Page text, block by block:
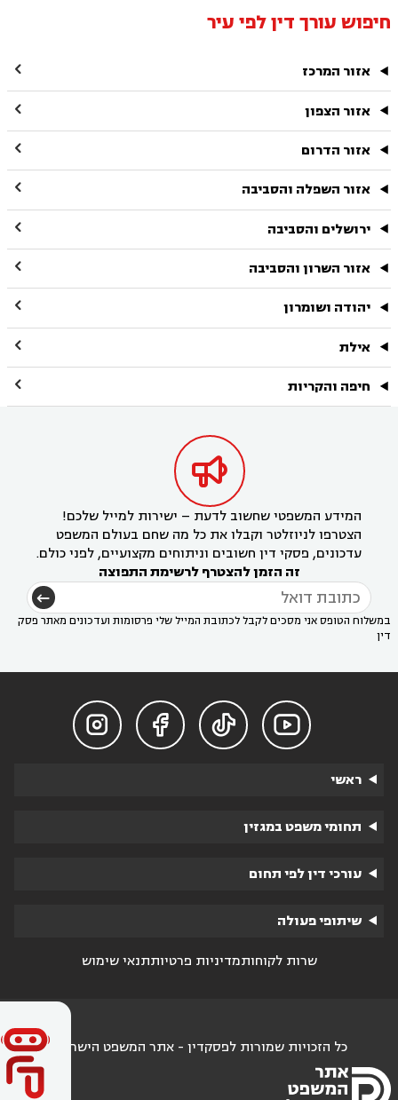
חיפוש עורך דין לפי עיר
אזור המרכז 
אזור הצפון 
אזור הדרום 
אזור השפלה והסביבה 
ירושלים והסביבה 
אזור השרון והסביבה 
יהודה ושומרון 
אילת 
חיפה והקריות 

המידע המשפטי שחשוב לדעת – ישירות למייל שלכם!
הצטרפו לניוזלטר וקבלו את כל מה שחם בעולם המשפט
עדכונים, פסקי דין חשובים וניתוחים מקצועיים, לפני כולם.
זה הזמן להצטרף לרשימת התפוצה
במשלוח הטופס אני מסכים לקבל לכתובת המייל שלי פרסומות ועדכונים מאתר פסק
דין




ראשי
תחומי משפט במגזין
עורכי דין לפי תחום
שיתופי פעולה
שרות לקוחותמדיניות פרטיותתנאי שימוש
כל הזכויות שמורות לפסקדין - אתר המשפט הישראלי